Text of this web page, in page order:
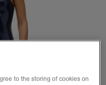
to the storing of cookies on